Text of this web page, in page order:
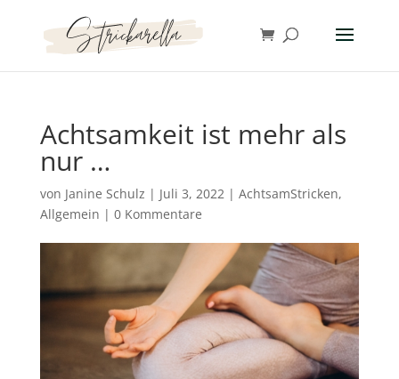
Achtsamkeit ist mehr als
nur …
von Janine Schulz | Juli 3, 2022| AchtsamStricken,
Allgemein | 0 Kommentare